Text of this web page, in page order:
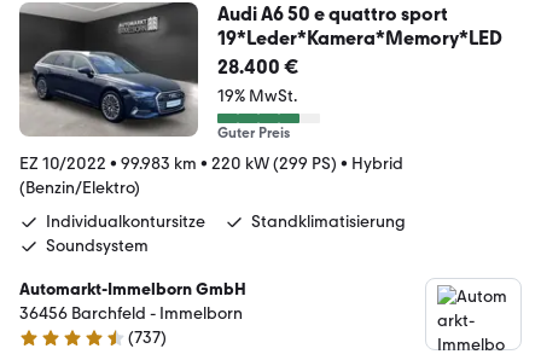
Audi A6 50 e quattro sport
19*Leder*Kamera*Memory*LED
28.400 €
19% MwSt.
Guter Preis
EZ 10/2022 • 99.983 km • 220 kW (299 PS) • Hybrid
(Benzin/Elektro)
Individualkontursitze
Standklimatisierung
Soundsystem
Automarkt-Immelborn GmbH
36456 Barchfeld - Immelborn
4.4 Sterne
(737)